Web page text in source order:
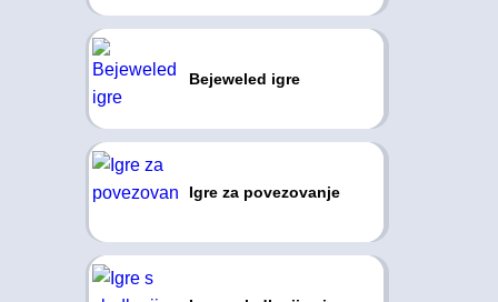
Bejeweled igre
Igre za povezovanje